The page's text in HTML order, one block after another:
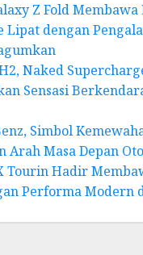
Z Fold
Lipat dengan
Naked
Sensasi
Simbol
Arah Masa Depan
Tourin Hadir
Performa Modern